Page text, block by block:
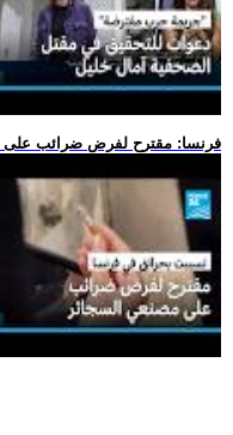
.. فرنسا: مقترح لفرض ضرائب